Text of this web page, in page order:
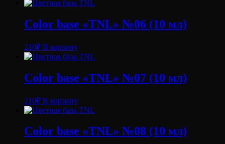
Color base «TNL» №06 (10 мл)
210₽ В корзину
Color base «TNL» №07 (10 мл)
210₽ В корзину
Color base «TNL» №08 (10 мл)